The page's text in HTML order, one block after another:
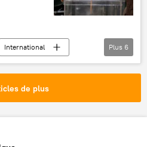
International
Catalogne
Plus 6
de plus